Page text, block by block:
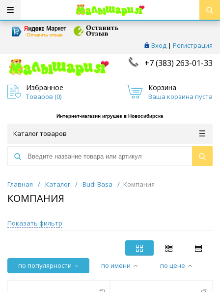
Вход | Регистрация
+7 (383) 263-01-33
Избранное
Товаров (0)
Корзина
Ваша корзина пуста
Интернет-магазин игрушек в Новосибирске
Каталог товаров
Главная / Каталог / Budi Basa / Компания
КОМПАНИЯ
Показать фильтр
по популярности по имени по цене